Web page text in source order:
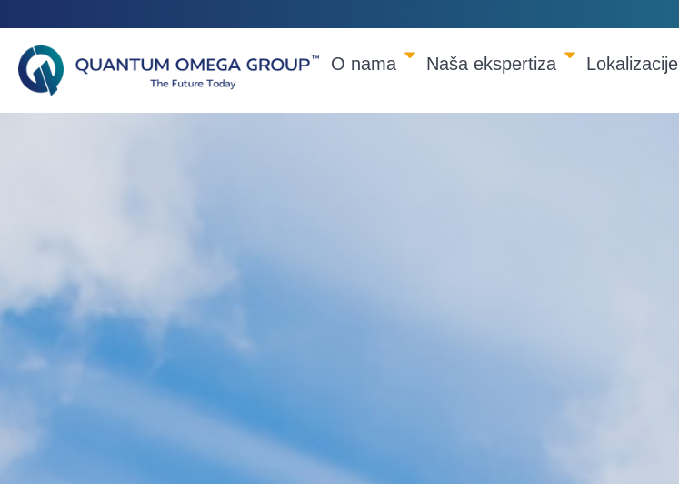
O nama Naša ekspertiza Lokalizacije